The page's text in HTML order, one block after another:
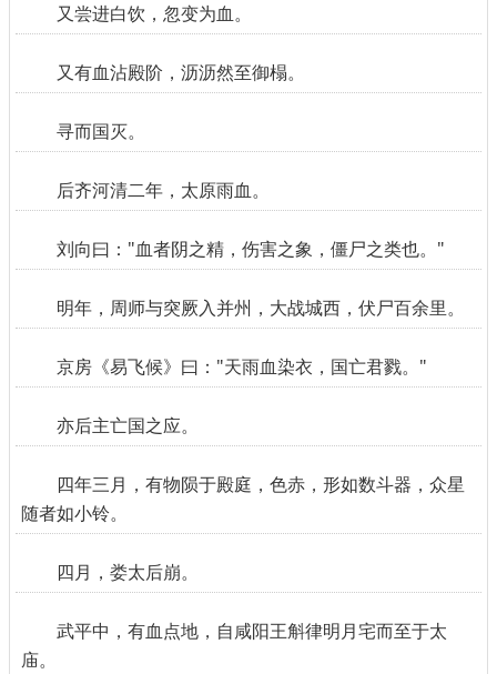
又尝进白饮，忽变为血。
又有血沾殿阶，沥沥然至御榻。
寻而国灭。
后齐河清二年，太原雨血。
刘向曰："血者阴之精，伤害之象，僵尸之类也。"
明年，周师与突厥入并州，大战城西，伏尸百余里。
京房《易飞候》曰："天雨血染衣，国亡君戮。"
亦后主亡国之应。
四年三月，有物陨于殿庭，色赤，形如数斗器，众星
随者如小铃。
四月，娄太后崩。
武平中，有血点地，自咸阳王斛律明月宅而至于太
庙。